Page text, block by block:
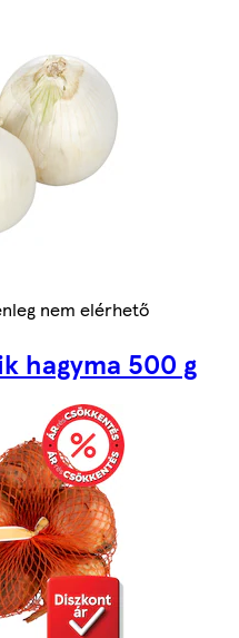
nem elérhető
hagyma 500 g